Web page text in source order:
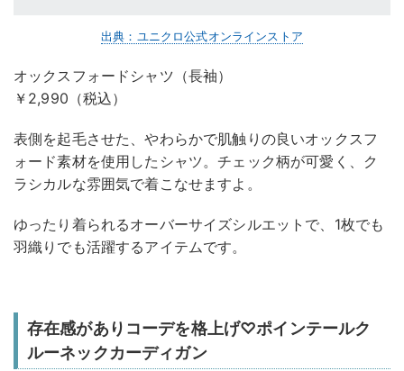
出典：ユニクロ公式オンラインストア
オックスフォードシャツ（長袖）
￥2,990（税込）
表側を起毛させた、やわらかで肌触りの良いオックスフ
ォード素材を使用したシャツ。チェック柄が可愛く、ク
ラシカルな雰囲気で着こなせますよ。
ゆったり着られるオーバーサイズシルエットで、1枚でも
羽織りでも活躍するアイテムです。
存在感がありコーデを格上げ♡ポインテールク
ルーネックカーディガン